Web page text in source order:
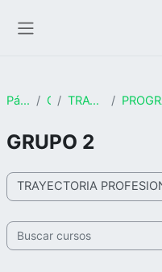
Página Principal Cursos TRAYECTORIA PROFESIONAL
GRUPO 2
Categorías
Buscar cursos